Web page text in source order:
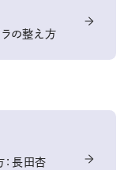
の整え方
：長田杏